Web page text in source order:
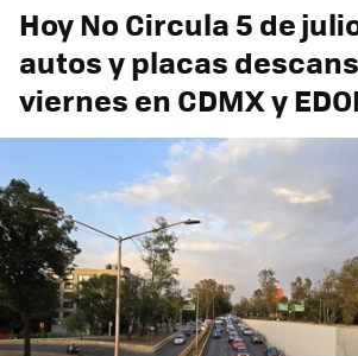
Hoy No Circula 5 de
autos y placas
viernes en CDMX y